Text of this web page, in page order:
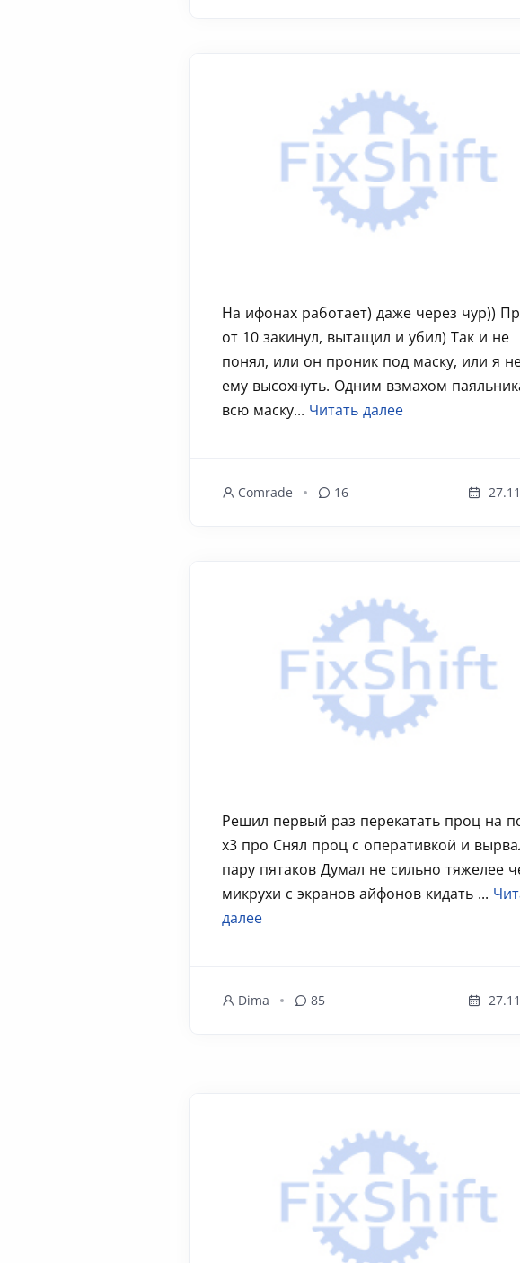
На ифонах работает) даже через чур))
от 10 закинул, вытащил и убил) Так и не
понял, или он проник под маску, или я
ему высохнуть. Одним взмахом
всю маску... Читать далее
Comrade 16
Решил первый раз перекатать проц на
х3 про Снял проц с оперативкой и
пару пятаков Думал не сильно тяжелее
микрухи с экранов айфонов кидать ...
далее
Dima 85